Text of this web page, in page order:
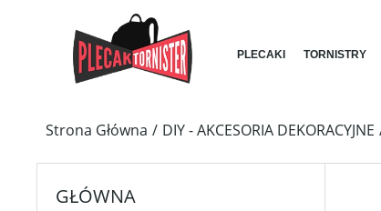
PLECAKI TORNISTRY
Strona Główna DIY - AKCESORIA DEKORACYJNE
GŁÓWNA